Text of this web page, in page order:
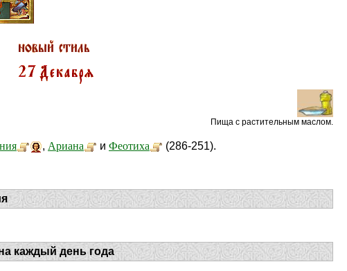
Пища с растительным маслом.
, Ариана и Феотиха (286-251).
каждый день года